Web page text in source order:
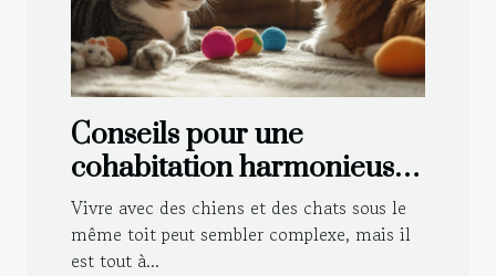
Conseils pour une
cohabitation harmonieuse
entre chiens et chats
Vivre avec des chiens et des chats sous le
même toit peut sembler complexe, mais il
est tout à...